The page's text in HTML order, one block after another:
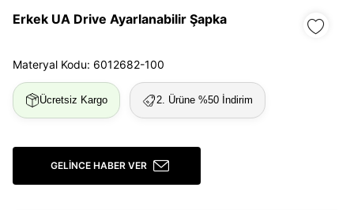
Erkek UA Drive Ayarlanabilir Şapka
Materyal Kodu: 6012682-100
Ücretsiz Kargo 2. Ürüne %50 İndirim
GELINCE HABER VER
Şifre
Beni Hatırla